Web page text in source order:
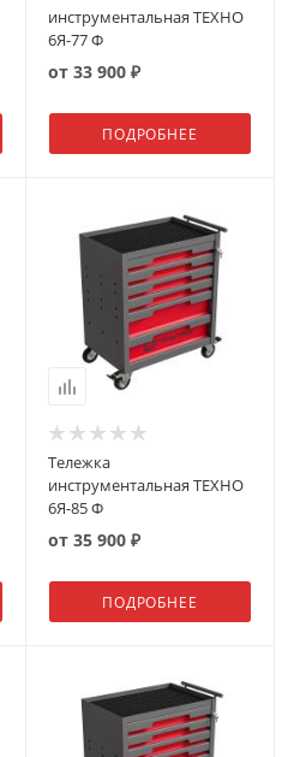
инструментальная ТЕХНО
6Я-77 Ф
от 33 900 ₽
ПОДРОБНЕЕ
Тележка
инструментальная ТЕХНО
6Я-85 Ф
от 35 900 ₽
ПОДРОБНЕЕ